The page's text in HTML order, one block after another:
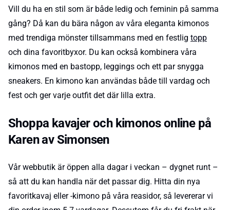
Vill du ha en stil som är både ledig och feminin på samma
gång? Då kan du bära någon av våra eleganta kimonos
med trendiga mönster tillsammans med en festlig topp
och dina favoritbyxor. Du kan också kombinera våra
kimonos med en bastopp, leggings och ett par snygga
sneakers. En kimono kan användas både till vardag och
fest och ger varje outfit det där lilla extra.
Shoppa kavajer och kimonos online på
Karen av Simonsen
Vår webbutik är öppen alla dagar i veckan – dygnet runt –
så att du kan handla när det passar dig. Hitta din nya
favoritkavaj eller -kimono på våra reasidor, så levererar vi